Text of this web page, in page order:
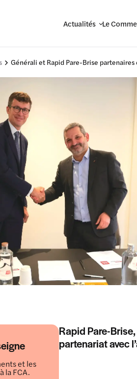
Actualités Le
Générali et Rapid Pare-Brise
et les
la FCA.
Rapid Pare-
partenariat avec